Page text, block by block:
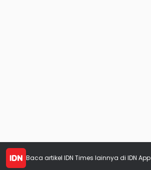
Baca artikel IDN Times lainnya di IDN App